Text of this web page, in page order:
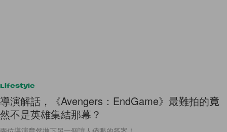
Lifestyle
導演解話，《Avengers：EndGame》最難拍的竟
然不是英雄集結那幕？